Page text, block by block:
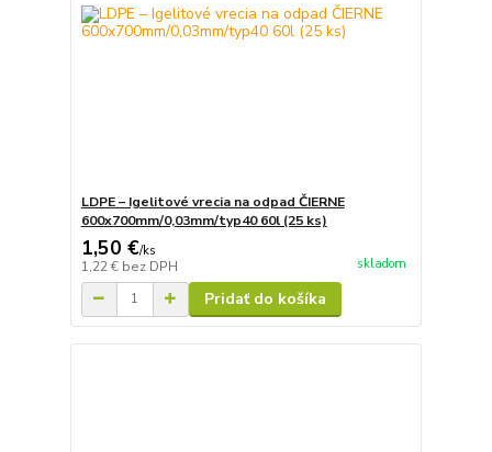
LDPE – Igelitové vrecia na odpad ČIERNE
600x700mm/0,03mm/typ40 60l (25 ks)
1,50 €/ks
1,22 € bez DPH skladom
Pridať do košíka